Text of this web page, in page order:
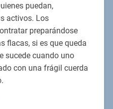
puedan,
activos. Los
preparándose
flacas, si es que queda
sucede cuando uno
con una frágil cuerda